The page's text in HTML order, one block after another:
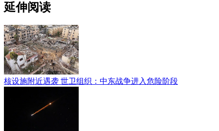
延伸阅读
核设施附近遇袭 世卫组织：中东战争进入危险阶段